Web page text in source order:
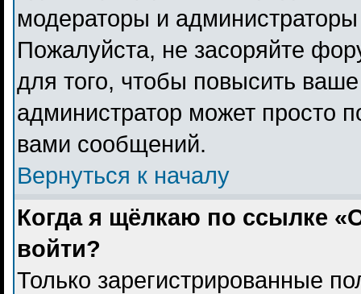
модераторы и
Пожалуйста, не засоряйте
для того, чтобы повысить
администратор может просто
вами сообщений.
Вернуться к началу
Когда я щёлкаю по ссылке
войти?
Только зарегистрированные